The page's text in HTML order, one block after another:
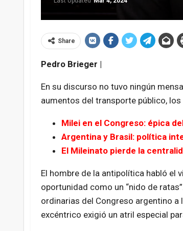
Share
Pedro Brieger |
En su discurso no tuvo ningún
aumentos del transporte público,
Milei en el Congreso: épica
Argentina y Brasil: política
El Mileinato pierde la
El hombre de la antipolítica habló el
oportunidad como un “nido de
ordinarias del Congreso argentino
excéntrico exigió un atril especial